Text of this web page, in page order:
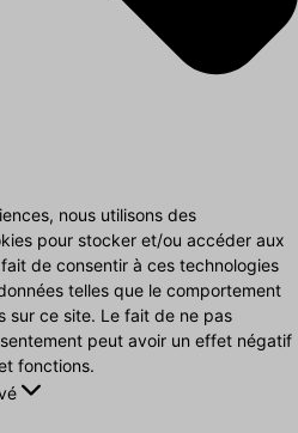
nous utilisons des
pour stocker et/ou accéder aux
de consentir à ces technologies
telles que le comportement
sur ce site. Le fait de ne pas
peut avoir un effet négatif
fonctions.